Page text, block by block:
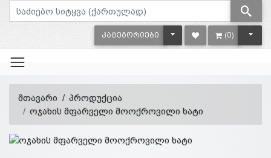
ᲙᲐᲢᲔᲒᲝᲠᲘᲔᲑᲘ TOGGLE DROPDOWN
(0)
მთავარი
პროდუქცია
ოჯახის მფარველი მოოქროვილი ხატი